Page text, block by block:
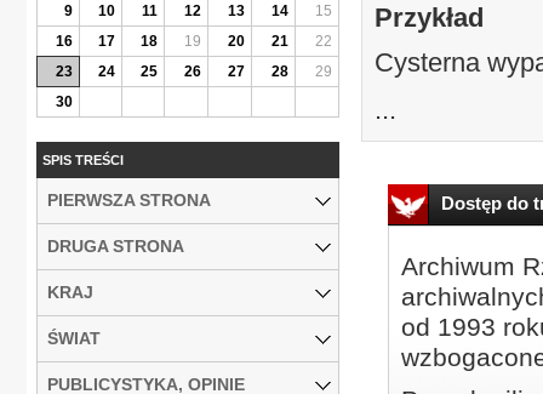
Przykład
Cysterna
...
Dostęp do
Archiwum
od 1993
9
10 11 12 13 14
15
16
17 18 19 20 21
22
23
24 25 26 27 28
29
30
SPIS TREŚCI
PIERWSZA STRONA
DRUGA STRONA
KRAJ
ŚWIAT
PUBLICYSTYKA, OPINIE